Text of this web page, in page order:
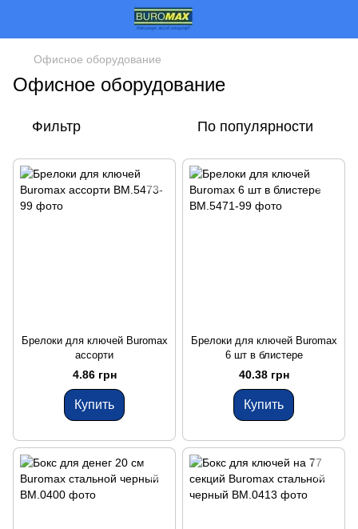
Офисное оборудование
Офисное оборудование
Фильтр По популярности
Брелоки для ключей Buromax
ассорти
4.86 грн
Купить
Брелоки для ключей Buromax
6 шт в блистере
40.38 грн
Купить